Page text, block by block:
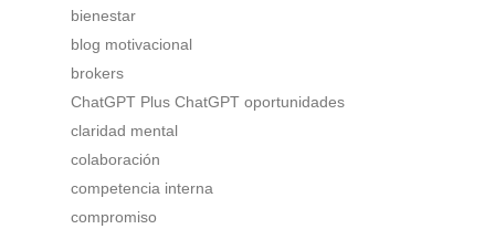
bienestar
blog motivacional
brokers
ChatGPT Plus ChatGPT oportunidades
claridad mental
colaboración
competencia interna
compromiso